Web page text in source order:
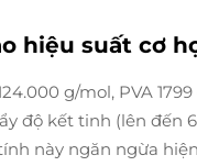
hiệu suất cơ
g/mol, PVA
độ kết tinh (lên đến
này ngăn ngừa